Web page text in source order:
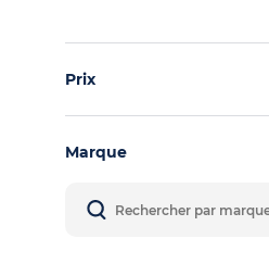
Prix
Marque